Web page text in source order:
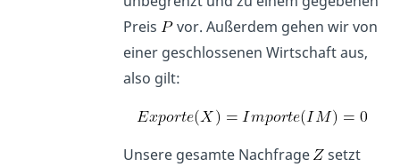
Preis
vor. Außerdem gehen wir von
einer geschlossenen Wirtschaft aus,
also gilt:
Unsere gesamte Nachfrage
setzt